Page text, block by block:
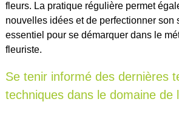
fleurs. La pratique régulière permet
nouvelles idées et de perfectionner son
essentiel pour se démarquer dans le
fleuriste.
Se tenir informé des dernières
techniques dans le domaine de